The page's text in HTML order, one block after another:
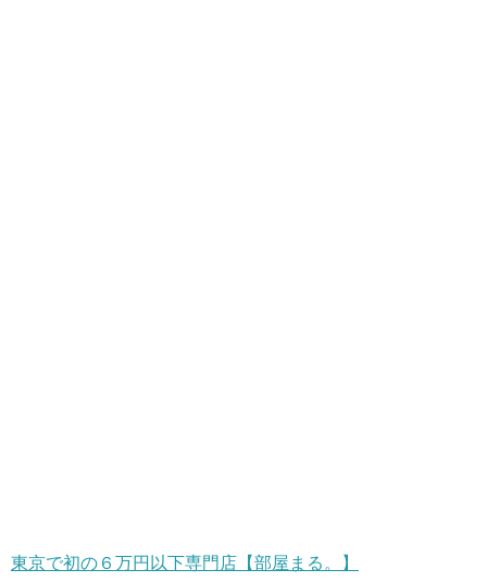
東京で初の６万円以下専門店【部屋まる。】